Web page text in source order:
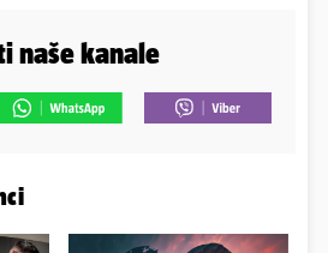
naše kanale